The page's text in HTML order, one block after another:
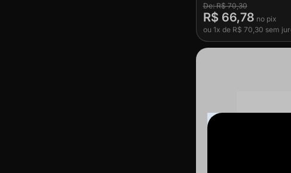
R$ 70,30
R$ 66,78
ou 1x de R$ 70,30 sem